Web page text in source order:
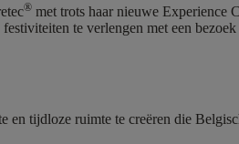
® met trots haar nieuwe Experience
te verlengen met een
en tijdloze ruimte te creëren die